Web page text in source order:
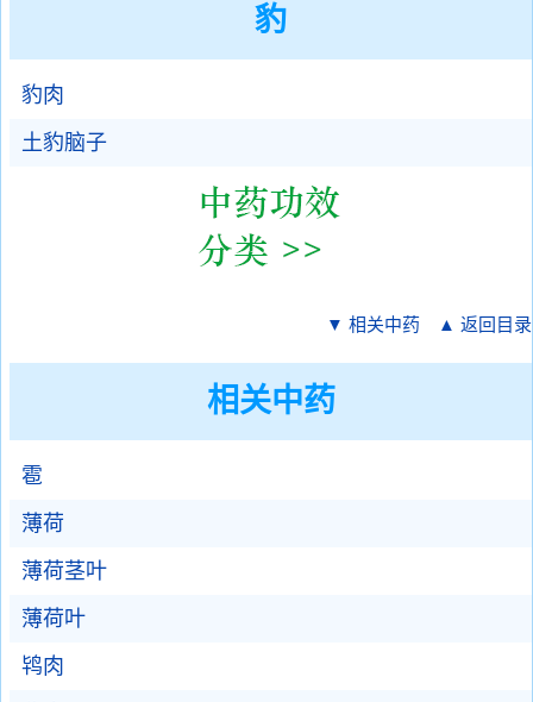
豹
豹肉
土豹脑子
▼ 相关中药 ▲ 返回目录
相关中药
雹
薄荷
薄荷茎叶
薄荷叶
鸨肉